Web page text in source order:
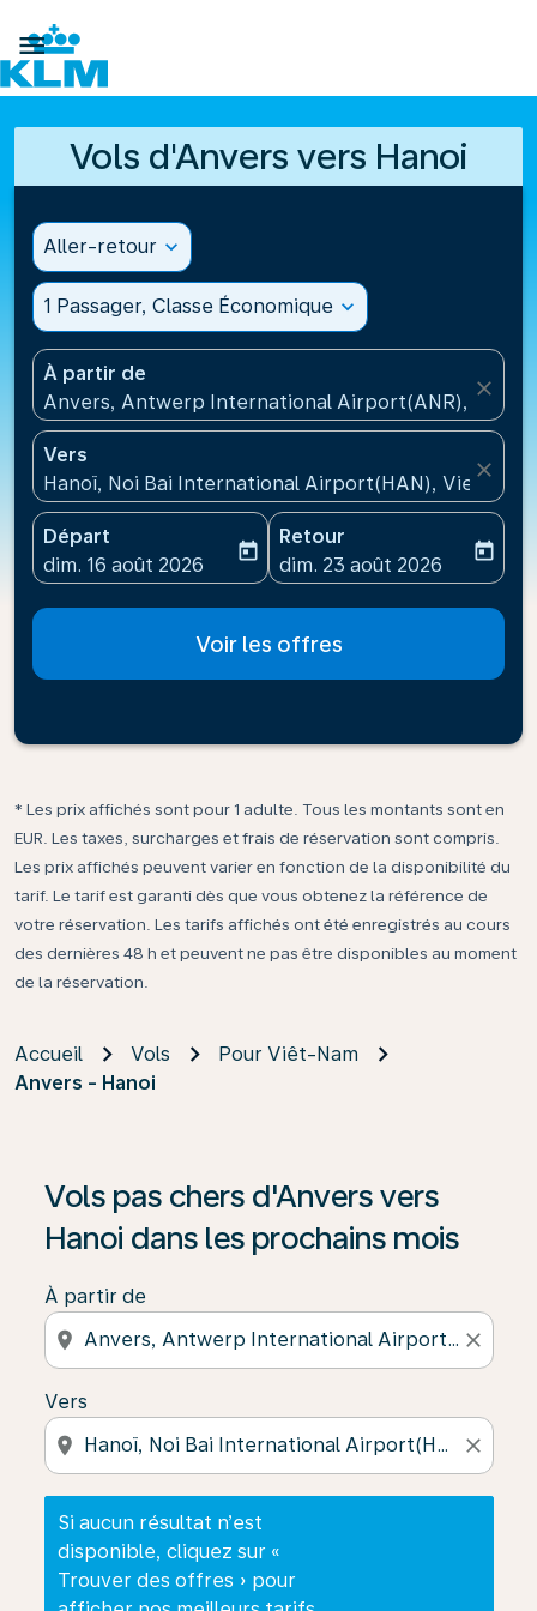

Vols d'Anvers vers Hanoi
Aller-retour expand_more
1 Passager, Classe Économique expand_more
À partir de
Anvers, Antwerp International Airport(ANR),
close
Vers
Hanoï, Noi Bai International Airport(HAN), Vietnam
close
Départ
fc-booking-departure-date-aria-label
dim. 16 août 2026
today
Retour
fc-booking-return-date-
dim. 23 août 2026
today
Voir les offres
* Les prix affichés sont pour 1 adulte. Tous les montants sont en
EUR. Les taxes, surcharges et frais de réservation sont compris.
Les prix affichés peuvent varier en fonction de la disponibilité du
tarif. Le tarif est garanti dès que vous obtenez la référence de
votre réservation. Les tarifs affichés ont été enregistrés au cours
des dernières 48 h et peuvent ne pas être disponibles au moment
de la réservation.
Accueil Vols
Pour Viêt-Nam
Anvers - Hanoi
Vols pas chers d'Anvers vers
Hanoi dans les prochains mois
À partir de
location_on close
Vers
location_on close
Si aucun résultat n’est
disponible, cliquez sur «
Trouver des offres » pour
Si aucun résultat n’est disponible, cliquez sur «